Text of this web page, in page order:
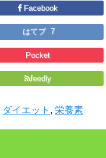
Facebook
はてブ 7
Pocket
feedly
ダイエット , 栄養素